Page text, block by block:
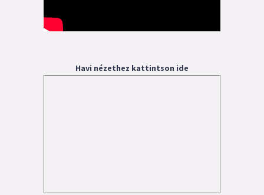
Havi nézethez kattintson ide